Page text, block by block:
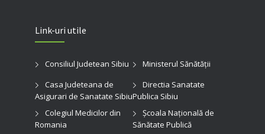
Link-uri utile
Consiliul Judetean Sibiu
Ministerul Sănătății
Casa Judeteana de
Asigurari de Sanatate Sibiu
Directia Sanatate
Publica Sibiu
Colegiul Medicilor din
Romania
Şcoala Naţională de
Sănătate Publică